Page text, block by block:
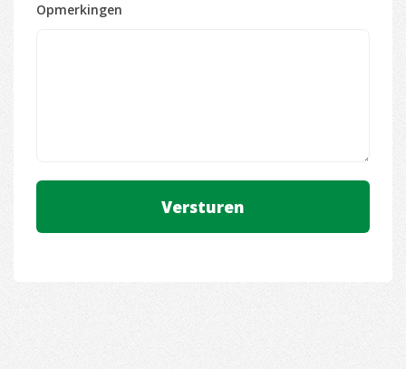
Opmerkingen